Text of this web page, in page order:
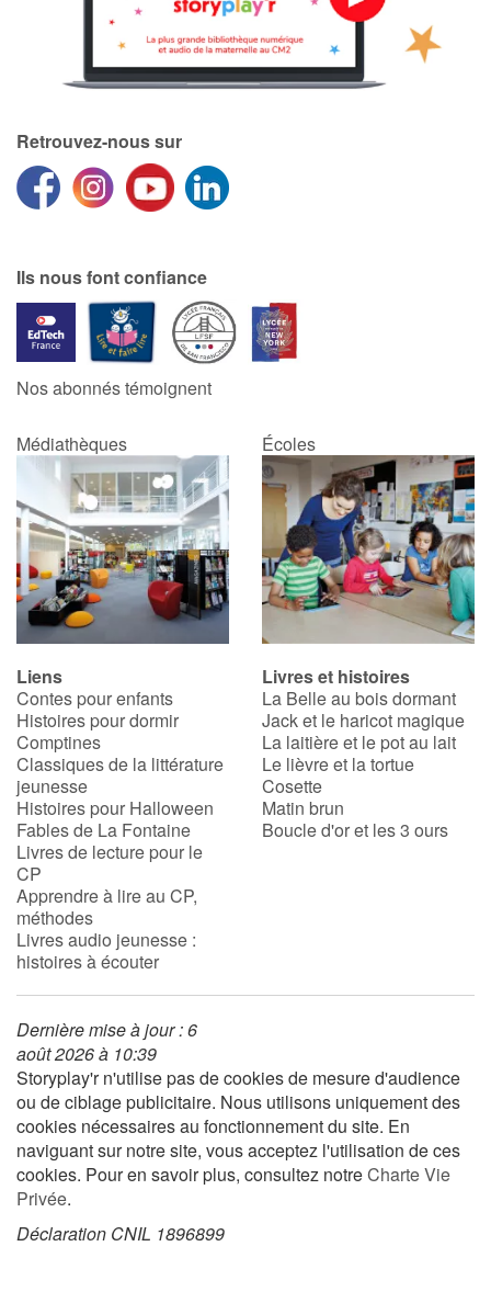
Famille
Écoles
Vidéos & Tutoriaux
Blog
Actualités
Par thématique
Rencontres et témoignages
Contes d'ici et d'ailleurs
Autour de la lecture
Apprendre à lire
Livre audio
Activités et ateliers
Apprendre les langues
Dyslexie, troubles de la lecture
Nos listes de lecture
Les plus lus
Coups de coeur
Retrouvez-nous sur
Ils nous font confiance
Nos abonnés témoignent
Médiathèques Écoles
Liens
Contes pour enfants
Histoires pour dormir
Comptines
Classiques de la littérature
jeunesse
Histoires pour Halloween
Fables de La Fontaine
Livres de lecture pour le
CP
Apprendre à lire au CP,
méthodes
Livres audio jeunesse :
histoires à écouter
Livres et histoires
La Belle au bois dormant
Jack et le haricot magique
La laitière et le pot au lait
Le lièvre et la tortue
Cosette
Matin brun
Boucle d'or et les 3 ours
Dernière mise à jour : 6
août 2026 à 10:39
Storyplay'r n'utilise pas de cookies de mesure d'audience
ou de ciblage publicitaire. Nous utilisons uniquement des
cookies nécessaires au fonctionnement du site. En
naviguant sur notre site, vous acceptez l'utilisation de ces
cookies. Pour en savoir plus, consultez notreCharte Vie
Privée.
Déclaration CNIL 1896899